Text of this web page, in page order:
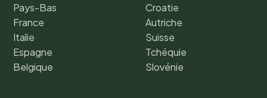
Pays-Bas
France
Italie
Espagne
Belgique
Croatie
Autriche
Suisse
Tchéquie
Slovénie